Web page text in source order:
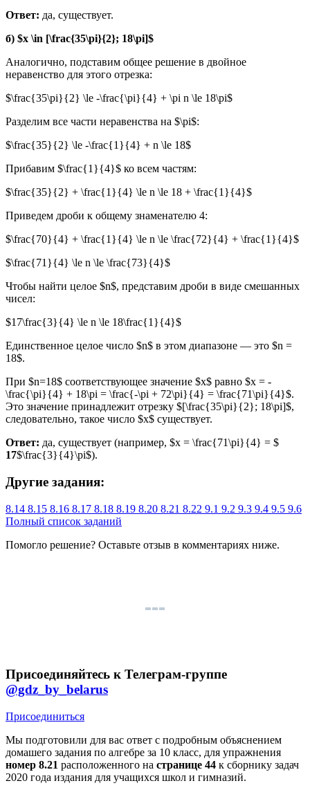
Ответ: да, существует.
б) $x \in [\frac{35\pi}{2}; 18\pi]$
Аналогично, подставим общее решение в двойное
неравенство для этого отрезка:
$\frac{35\pi}{2} \le -\frac{\pi}{4} + \pi n \le 18\pi$
Разделим все части неравенства на $\pi$:
$\frac{35}{2} \le -\frac{1}{4} + n \le 18$
Прибавим $\frac{1}{4}$ ко всем частям:
$\frac{35}{2} + \frac{1}{4} \le n \le 18 + \frac{1}{4}$
Приведем дроби к общему знаменателю 4:
$\frac{70}{4} + \frac{1}{4} \le n \le \frac{72}{4} + \frac{1}{4}$
$\frac{71}{4} \le n \le \frac{73}{4}$
Чтобы найти целое $n$, представим дроби в виде смешанных
чисел:
$17\frac{3}{4} \le n \le 18\frac{1}{4}$
Единственное целое число $n$ в этом диапазоне — это $n =
18$.
При $n=18$ соответствующее значение $x$ равно $x = -
\frac{\pi}{4} + 18\pi = \frac{-\pi + 72\pi}{4} = \frac{71\pi}{4}$.
Это значение принадлежит отрезку $[\frac{35\pi}{2}; 18\pi]$,
следовательно, такое число $x$ существует.
Ответ: да, существует (например, $x = \frac{71\pi}{4} = $
17$\frac{3}{4}\pi$).
Другие задания:
8.14 8.15 8.16 8.17 8.18 8.19 8.20 8.21 8.22 9.1 9.2 9.3 9.4 9.5 9.6
Полный список заданий
Помогло решение? Оставьте отзыв в комментариях ниже.
Присоединяйтесь к Телеграм-группе
@gdz_by_belarus
Присоединиться
Мы подготовили для вас ответ c подробным объяснением
домашего задания по алгебре за 10 класс, для упражнения
номер 8.21 расположенного на странице 44 к сборнику задач
2020 года издания для учащихся школ и гимназий.